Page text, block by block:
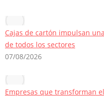
Cajas de cartón impulsan
de todos los sectores
07/08/2026
Empresas que transforman